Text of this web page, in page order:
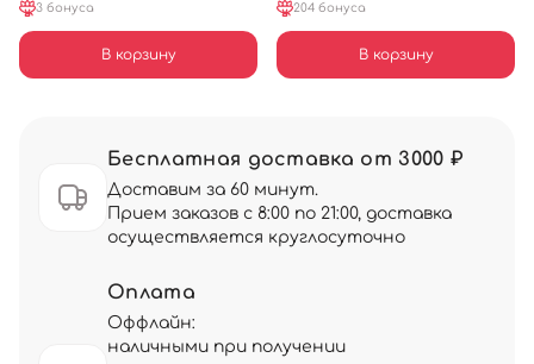
3 бонуса
В корзину
204 бонуса
В корзину
Бесплатная доставка от 3000 ₽
Доставим за 60 минут.
Прием заказов с 8:00 по 21:00, доставка
осуществляется круглосуточно
Оплата
Оффлайн:
наличными при получении